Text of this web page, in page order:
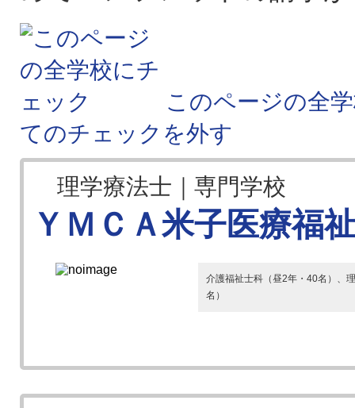
このページの全
てのチェックを外す
理学療法士｜専門学校
ＹＭＣＡ米子医療福
介護福祉士科（昼2年・40名）、
名）